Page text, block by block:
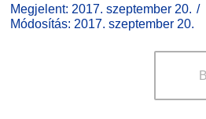
Megjelent: 2017. szeptember 20.
Módosítás: 2017. szeptember 20.